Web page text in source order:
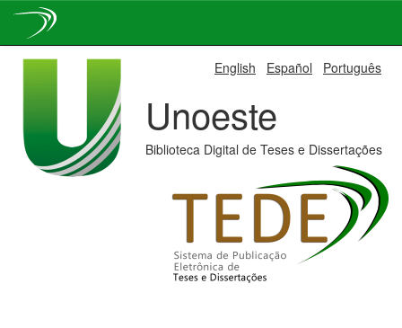
English Español Português
Unoeste
Biblioteca Digital de Teses e Dissertações